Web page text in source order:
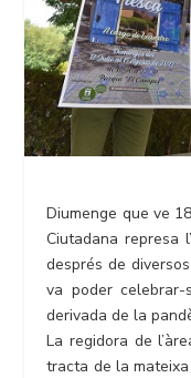
Diumenge que ve
Ciutadana represa
després de
va poder
derivada de la
La regidora de
tracta de la